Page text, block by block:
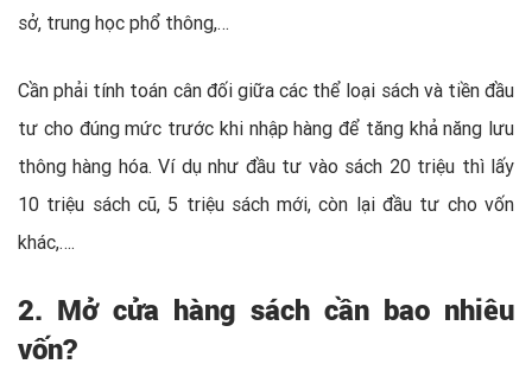
sở, trung học phổ thông,…
Cần phải tính toán cân đối giữa các thể loại sách và tiền đầu
tư cho đúng mức trước khi nhập hàng để tăng khả năng lưu
thông hàng hóa. Ví dụ như đầu tư vào sách 20 triệu thì lấy
10 triệu sách cũ, 5 triệu sách mới, còn lại đầu tư cho vốn
khác,….
2. Mở cửa hàng sách cần bao nhiêu
vốn?